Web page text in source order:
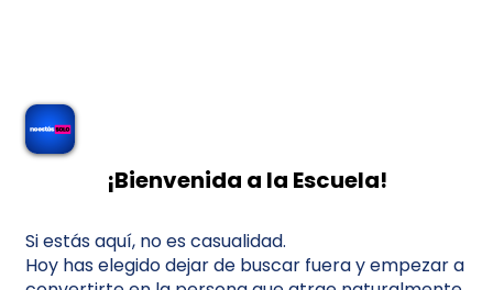
¡Bienvenida a la Escuela!
Si estás aquí, no es casualidad.
Hoy has elegido dejar de buscar fuera y empezar a